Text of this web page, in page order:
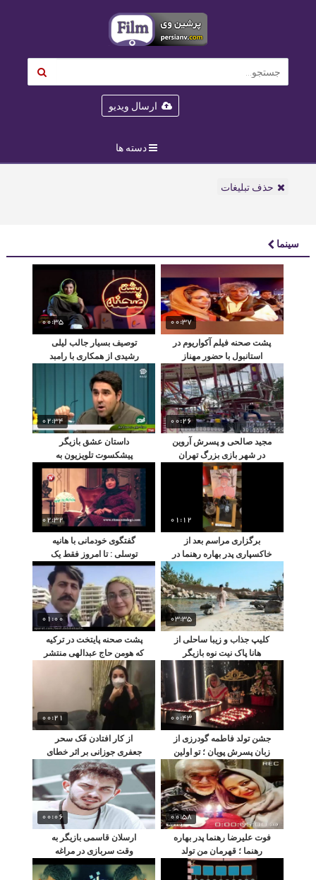
ارسال ویدیو
دسته ها
حذف تبلیغات
سینما
00:37
پشت صحنه فیلم آکواریوم در
استانبول با حضور مهناز
افشار و ایرج قادری
00:35
توصیف بسیار جالب لیلی
رشیدی از همکاری با رامبد
جوان
00:26
مجید صالحی و پسرش آروین
در شهر بازی بزرگ تهران
02:34
داستان عشق بازیگر
پیشکسوت تلویزیون به
همسرش
01:12
برگزاری مراسم بعد از
خاکسپاری پدر بهاره رهنما در
02:32
گفتگوی خودمانی با هانیه
توسلی : تا امروز فقط یک
خواستگار داشتم
03:35
کلیپ جذاب و زیبا ساحلی از
هانا پاک نیت نوه بازیگر
معروف
01:00
پشت صحنه پایتخت در ترکیه
که هومن حاج عبدالهی منتشر
کرد
00:43
جشن تولد فاطمه گودرزی از
زبان پسرش پویان ؛ تو اولین
زنی که عاشقش شدم
00:21
از کار افتادن فَک سحر
جعفری جوزانی بر اثر خطای
یک دندانپزشک !
00:58
فوت علیرضا رهنما پدر بهاره
رهنما ؛ قهرمان من تولد
دوباره ات مبارک
00:06
ارسلان قاسمی بازیگر به
وقت سربازی در مراغه